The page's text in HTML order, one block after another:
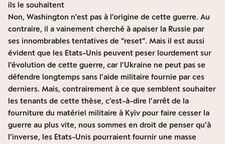
ils le souhaitent
Non, Washington n’est pas à l’origine de cette guerre. Au
contraire, il a vainement cherché à apaiser la Russie par
ses innombrables tentatives de “reset”. Mais il est aussi
évident que les Etats-Unis peuvent peser lourdement sur
l’évolution de cette guerre, car l’Ukraine ne peut pas se
défendre longtemps sans l’aide militaire fournie par ces
derniers. Mais, contrairement à ce que semblent souhaiter
les tenants de cette thèse, c’est-à-dire l’arrêt de la
fourniture du matériel militaire à Kyiv pour faire cesser la
guerre au plus vite, nous sommes en droit de penser qu’à
l’inverse, les Etats-Unis pourraient fournir une masse